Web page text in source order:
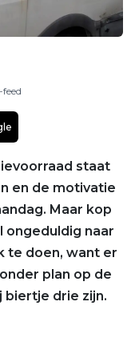
staat
en de motivatie
Maar kop
ongeduldig naar
te doen, want er
plan op de
biertje drie zijn.